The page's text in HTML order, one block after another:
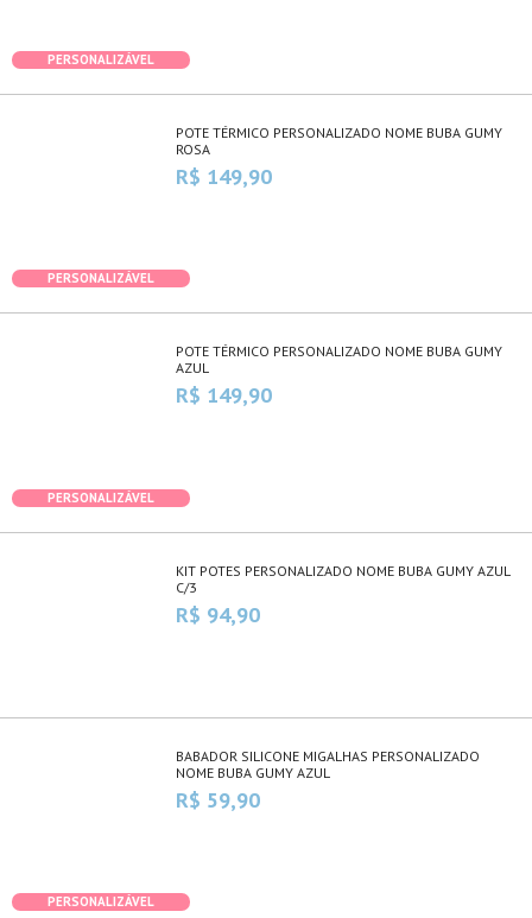
PERSONALIZÁVEL
POTE TÉRMICO PERSONALIZADO NOME BUBA GUMY
ROSA
R$ 149,90
PERSONALIZÁVEL
POTE TÉRMICO PERSONALIZADO NOME BUBA GUMY
AZUL
R$ 149,90
PERSONALIZÁVEL
KIT POTES PERSONALIZADO NOME BUBA GUMY AZUL
C/3
R$ 94,90
BABADOR SILICONE MIGALHAS PERSONALIZADO
NOME BUBA GUMY AZUL
R$ 59,90
PERSONALIZÁVEL